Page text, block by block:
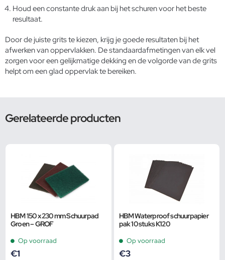
Houd een constante druk aan bij het schuren voor het beste
resultaat.
Door de juiste grits te kiezen, krijg je goede resultaten bij het
afwerken van oppervlakken. De standaardafmetingen van elk vel
zorgen voor een gelijkmatige dekking en de volgorde van de grits
helpt om een glad oppervlak te bereiken.
Gerelateerde producten
HBM 150 x 230 mm Schuurpad
Groen – GROF
Op voorraad
€1
HBM Waterproof schuurpapier
pak 10 stuks K120
Op voorraad
€3